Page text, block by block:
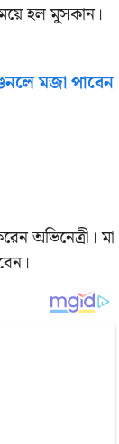
হল মুসকান।
মজা পাবেন
অভিনেত্রী। মা